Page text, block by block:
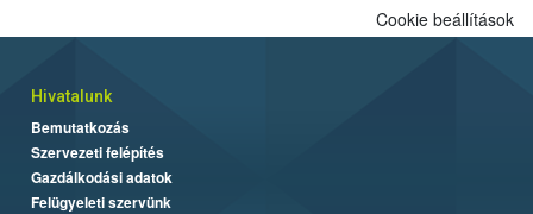
Cookie beállítások
Hivatalunk
Bemutatkozás
Szervezeti felépítés
Gazdálkodási adatok
Felügyeleti szervünk